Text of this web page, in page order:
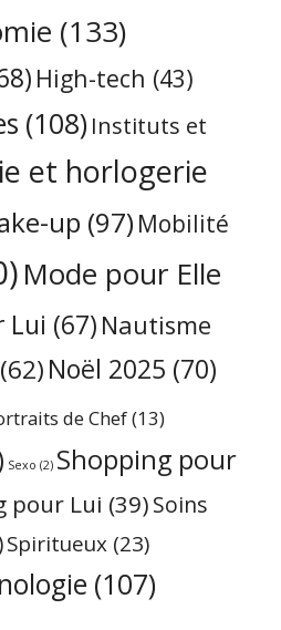
(133)
High-tech (43)
(108) Instituts et
et horlogerie
up (97) Mobilité
Mode pour Elle
Lui (67) Nautisme
(62)Noël 2025 (70)
de Chef(13)
Sexo (2) Shopping pour
pour Lui (39)Soins
Spiritueux (23)
(107)